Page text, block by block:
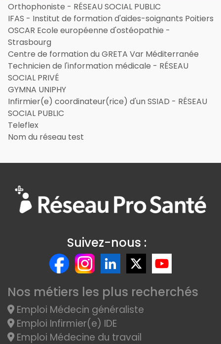
Orthophoniste - RÉSEAU SOCIAL PUBLIC
IFAS - Institut de formation d'aides-soignants Poitiers
OSCAR Ecole européenne d'ostéopathie -
Strasbourg
Centre de formation du GRETA Var Méditerranée
Technicien de l'information médicale - RÉSEAU
SOCIAL PRIVÉ
GYMNA UNIPHY
Infirmier(e) coordinateur(rice) d'un SSIAD - RÉSEAU
SOCIAL PUBLIC
Teleflex
Nom du réseau test
Suivez-nous :
Nos métiers les plus recherchés
Emploi Médecin généraliste
Emploi Infirmier(e) IDE
Emploi Médecine du travail